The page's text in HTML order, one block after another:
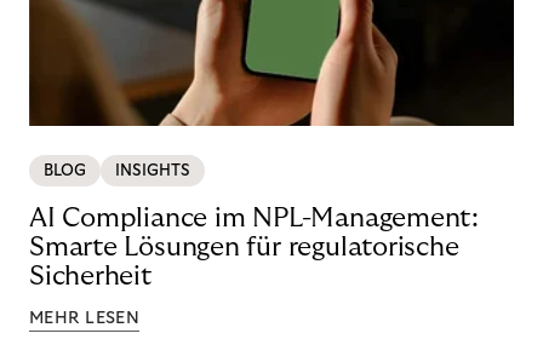
BLOG INSIGHTS
AI Compliance im NPL-Management:
Smarte Lösungen für regulatorische
Sicherheit
MEHR LESEN